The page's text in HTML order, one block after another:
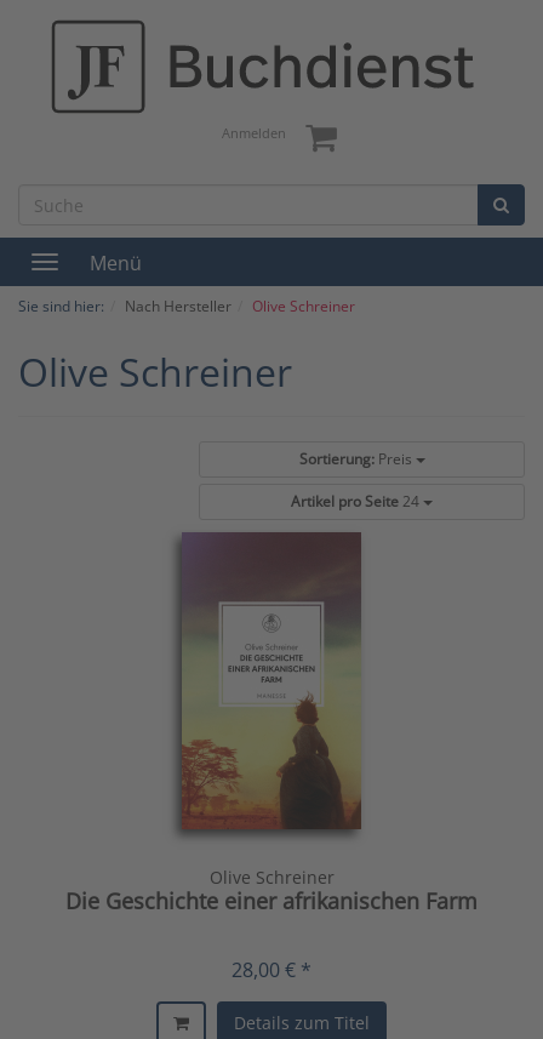
Anmelden
Toggle
navigation
Menü
Sie sind hier: Nach Hersteller Olive Schreiner
Olive Schreiner
Sortierung: Preis
Artikel pro Seite24
Olive Schreiner
Die Geschichte einer afrikanischen Farm
28,00 € *
Details zum Titel